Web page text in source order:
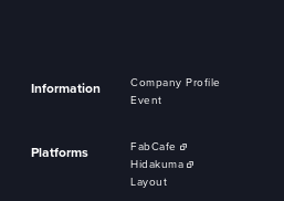
Information Company Profile
Event
Platforms FabCafe
Hidakuma
Layout